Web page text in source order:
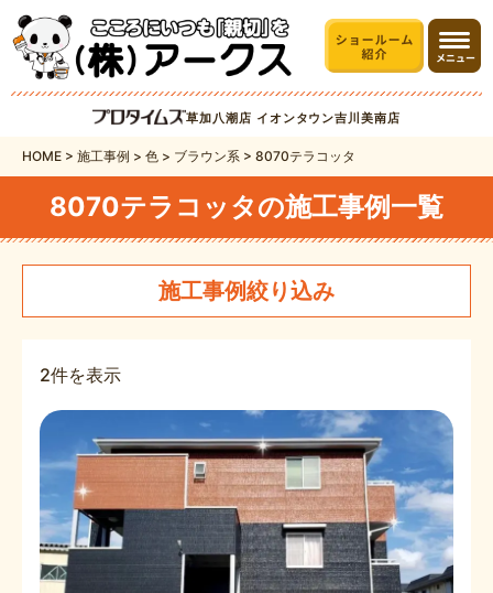
草加八潮店 イオンタウン吉川美南店
HOME > 施工事例 > 色 > ブラウン系 > 8070テラコッタ
8070テラコッタの施工事例一覧
施工事例絞り込み
2件を表示